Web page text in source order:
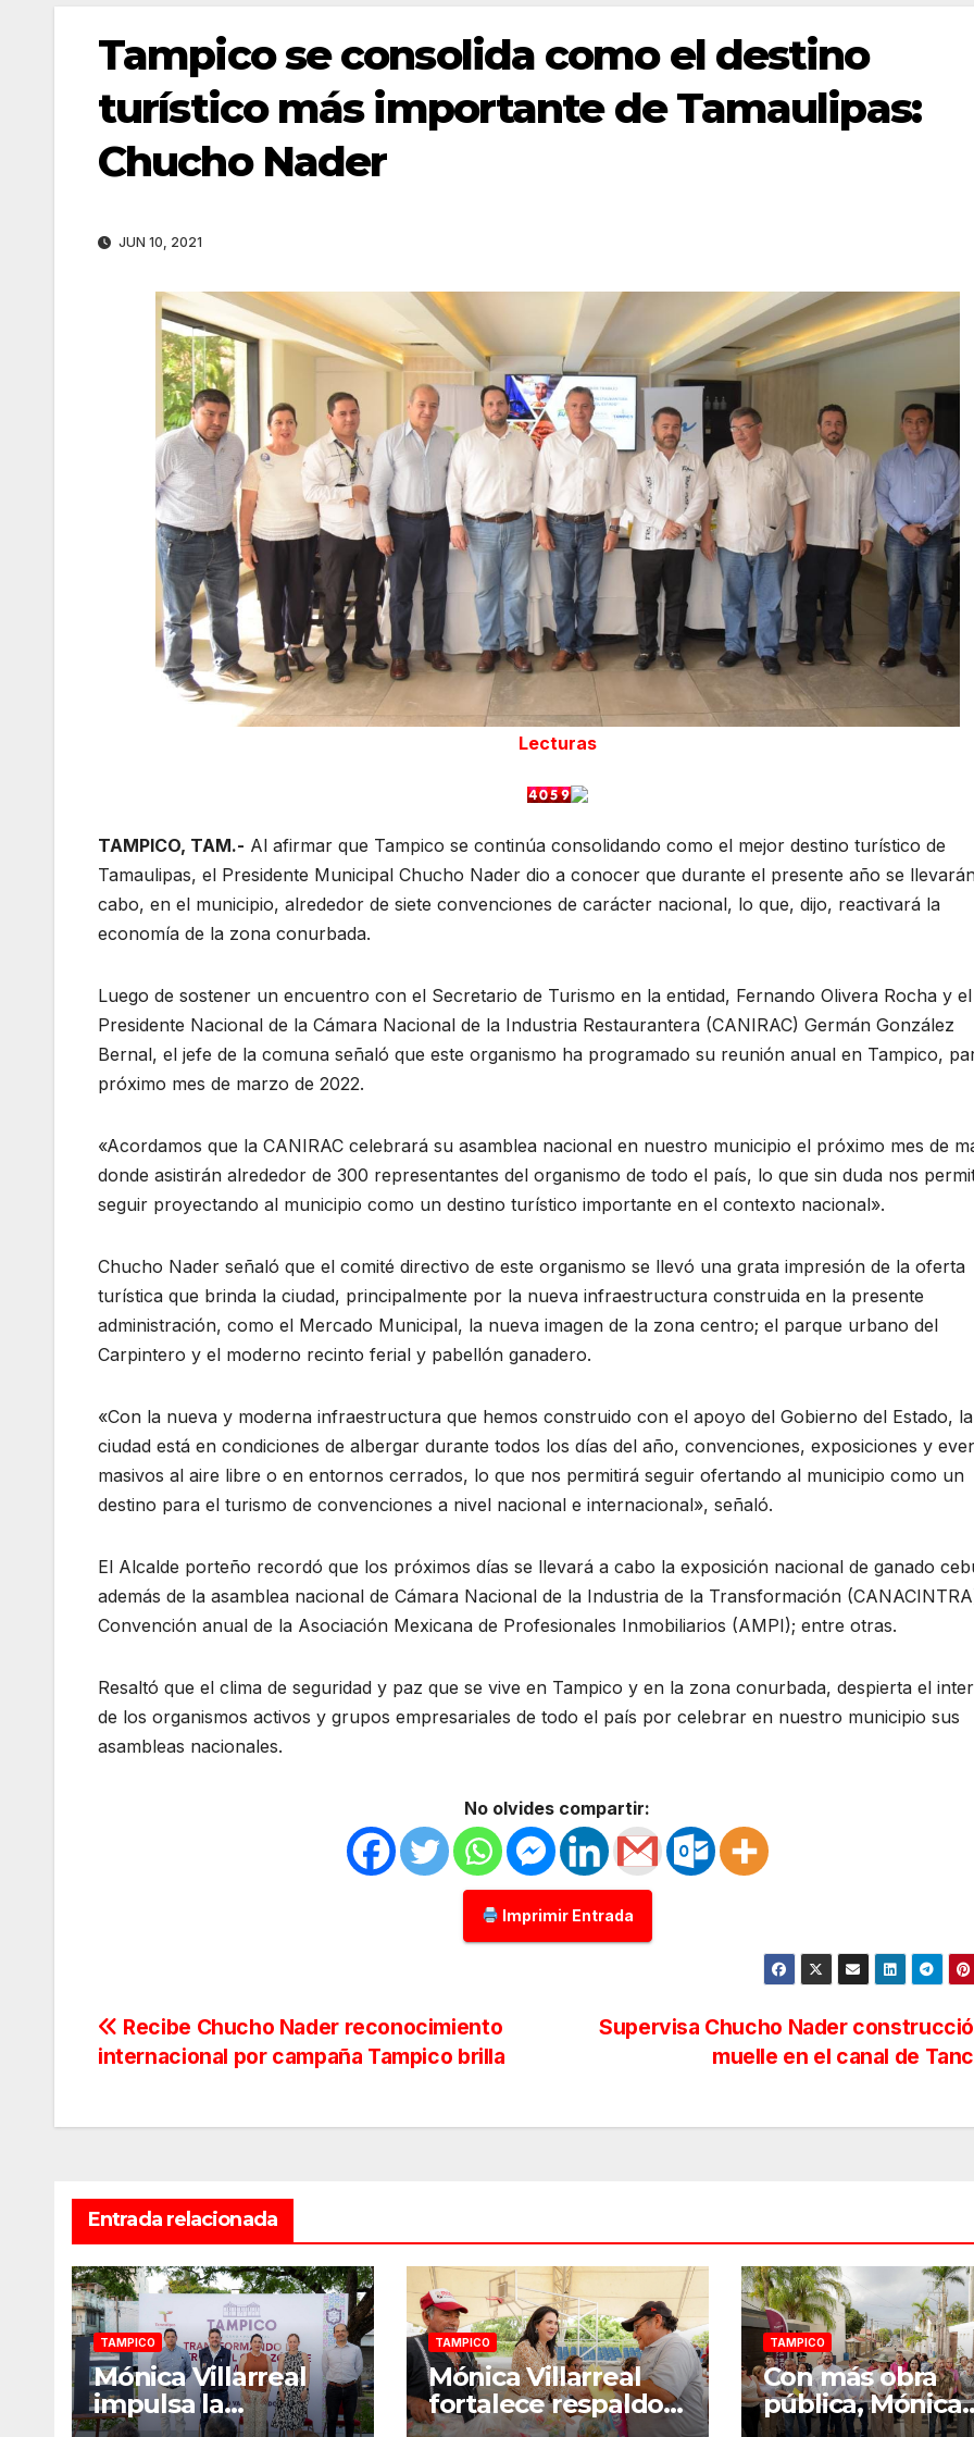
Tampico se consolida como el destino
turístico más importante de Tamaulipas:
Chucho Nader
JUN 10, 2021
Lecturas
TAMPICO, TAM.- Al afirmar que Tampico se continúa consolidando como el mejor destino turístico de
Tamaulipas, el Presidente Municipal Chucho Nader dio a conocer que durante el presente año se
cabo, en el municipio, alrededor de siete convenciones de carácter nacional, lo que, dijo, reactivará la
economía de la zona conurbada.
Luego de sostener un encuentro con el Secretario de Turismo en la entidad, Fernando Olivera Rocha y el
Presidente Nacional de la Cámara Nacional de la Industria Restaurantera (CANIRAC) Germán González
Bernal, el jefe de la comuna señaló que este organismo ha programado su reunión anual en Tampico,
próximo mes de marzo de 2022.
«Acordamos que la CANIRAC celebrará su asamblea nacional en nuestro municipio el próximo mes de
donde asistirán alrededor de 300 representantes del organismo de todo el país, lo que sin duda nos
seguir proyectando al municipio como un destino turístico importante en el contexto nacional».
Chucho Nader señaló que el comité directivo de este organismo se llevó una grata impresión de la oferta
turística que brinda la ciudad, principalmente por la nueva infraestructura construida en la presente
administración, como el Mercado Municipal, la nueva imagen de la zona centro; el parque urbano del
Carpintero y el moderno recinto ferial y pabellón ganadero.
«Con la nueva y moderna infraestructura que hemos construido con el apoyo del Gobierno del Estado, la
ciudad está en condiciones de albergar durante todos los días del año, convenciones, exposiciones y
masivos al aire libre o en entornos cerrados, lo que nos permitirá seguir ofertando al municipio como un
destino para el turismo de convenciones a nivel nacional e internacional», señaló.
El Alcalde porteño recordó que los próximos días se llevará a cabo la exposición nacional de ganado
además de la asamblea nacional de Cámara Nacional de la Industria de la Transformación
Convención anual de la Asociación Mexicana de Profesionales Inmobiliarios (AMPI); entre otras.
Resaltó que el clima de seguridad y paz que se vive en Tampico y en la zona conurbada, despierta el
de los organismos activos y grupos empresariales de todo el país por celebrar en nuestro municipio sus
asambleas nacionales.
No olvides compartir:
Imprimir Entrada
Navegación
entradas
Supervisa Chucho Nader
muelle en el canal de
Recibe Chucho Nader reconocimiento
internacional por campaña Tampico brilla
Entrada relacionada
TAMPICO
Mónica Villarreal
impulsa la
transformación de
TAMPICO
Mónica Villarreal
fortalece respaldo a
pescadores de
TAMPICO
Con más obra
pública, Mónica
Villarreal